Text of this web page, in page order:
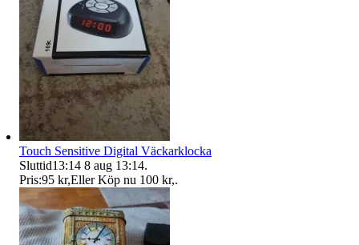
Touch Sensitive Digital Väckarklocka
Sluttid13:14 8 aug 13:14.
Pris:95 kr,Eller Köp nu 100 kr,.